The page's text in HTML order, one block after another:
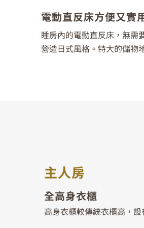
電動直反床方便又實
睡房內的電動直反床，無需
營造日式風格。特大的儲物
主人房
全高身衣櫃
高身衣櫃較傳統衣櫃高，